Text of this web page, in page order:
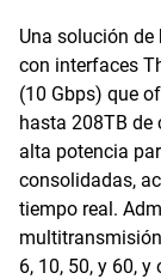
Una solución
con interfaces
(10 Gbps) que
hasta 208TB de
alta potencia
consolidadas,
tiempo real.
multitransmisión
6, 10, 50, y 60,